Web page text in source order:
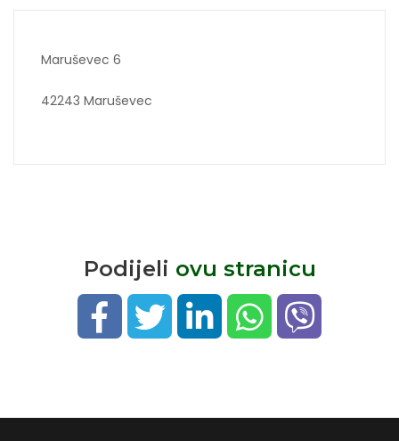
Maruševec 6
42243 Maruševec
Podijeli ovu stranicu